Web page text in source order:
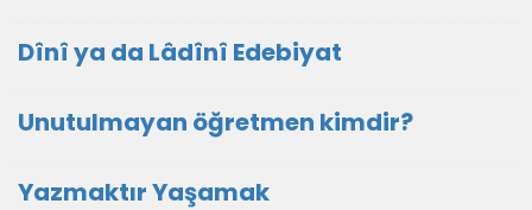
Dînî ya da Lâdînî Edebiyat
Unutulmayan öğretmen kimdir?
Yazmaktır Yaşamak